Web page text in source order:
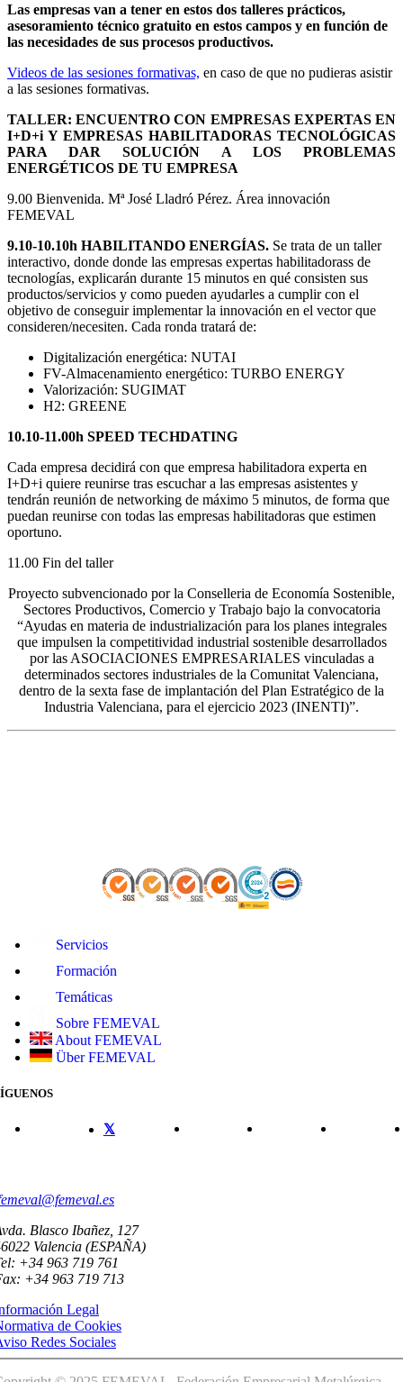
Las empresas van a tener en estos dos talleres prácticos,
asesoramiento técnico gratuito en estos campos y en función de
las necesidades de sus procesos productivos.
Videos de las sesiones formativas, en caso de que no pudieras asistir
a las sesiones formativas.
TALLER: ENCUENTRO CON EMPRESAS EXPERTAS EN
I+D+i Y EMPRESAS HABILITADORAS TECNOLÓGICAS
PARA DAR SOLUCIÓN A LOS PROBLEMAS
ENERGÉTICOS DE TU EMPRESA
9.00 Bienvenida. Mª José Lladró Pérez. Área innovación
FEMEVAL
9.10-10.10h HABILITANDO ENERGÍAS. Se trata de un taller
interactivo, donde donde las empresas expertas habilitadorass de
tecnologías, explicarán durante 15 minutos en qué consisten sus
productos/servicios y como pueden ayudarles a cumplir con el
objetivo de conseguir implementar la innovación en el vector que
consideren/necesiten. Cada ronda tratará de:
Digitalización energética: NUTAI
FV-Almacenamiento energético: TURBO ENERGY
Valorización: SUGIMAT
H2: GREENE
10.10-11.00h SPEED TECHDATING
Cada empresa decidirá con que empresa habilitadora experta en
I+D+i quiere reunirse tras escuchar a las empresas asistentes y
tendrán reunión de networking de máximo 5 minutos, de forma que
puedan reunirse con todas las empresas habilitadoras que estimen
oportuno.
11.00 Fin del taller
Proyecto subvencionado por la Conselleria de Economía Sostenible,
Sectores Productivos, Comercio y Trabajo bajo la convocatoria
“Ayudas en materia de industrialización para los planes integrales
que impulsen la competitividad industrial sostenible desarrollados
por las ASOCIACIONES EMPRESARIALES vinculadas a
determinados sectores industriales de la Comunitat Valenciana,
dentro de la sexta fase de implantación del Plan Estratégico de la
Industria Valenciana, para el ejercicio 2023 (INENTI)”.
Servicios
Formación
Temáticas
Sobre FEMEVAL
About FEMEVAL
Über FEMEVAL
Blasco Ibañez, 127
Valencia (ESPAÑA)
+34 963 719 761
+34 963 719 713
Legal
de Cookies
Redes Sociales